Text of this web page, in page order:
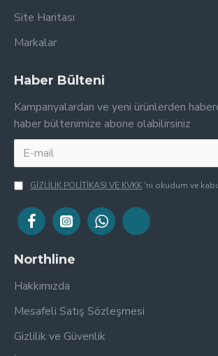
Site Haritası
Markalar
Haber Bülteni
Kampanyalardan ve yeni ürünlerden
haber bültenimize abone olabilirsiniz
GİZLİLİK POLİTİKASI VE KVKK 'ni okudum ve
Northline
Hakkımızda
Mesafeli Satış Sözleşmesi
Gizlilik ve Güvenlik